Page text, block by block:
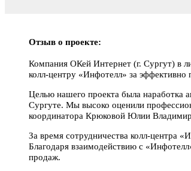
Отзыв о проекте:
Компания ОКей Интернет (г. Сургут) в
колл-центру «Инфотелл» за эффективно
Целью нашего проекта была наработка
Сургуте. Мы высоко оценили
координатора Крюковой Юлии
За время сотрудничества колл-центра
Благодаря взаимодействию с
продаж.